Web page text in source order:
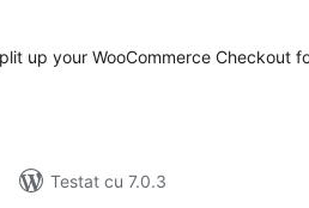
up your WooCommerce Checkout
Testat cu 7.0.3